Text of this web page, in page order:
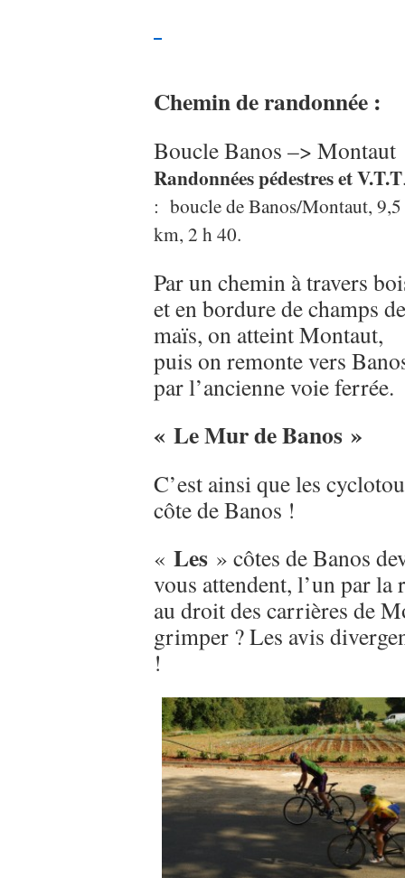
Chemin de randonnée :
Boucle Banos –> Montaut
Randonnées pédestres et V.T.T
: boucle de Banos/Montaut, 9,5
km, 2 h 40.
Par un chemin à travers
et en bordure de champs de
maïs, on atteint Montaut,
puis on remonte vers
par l’ancienne voie ferrée.
« Le Mur de Banos »
C’est ainsi que les
côte de Banos !
« Les » côtes de Banos
vous attendent, l’un par la
au droit des carrières de
grimper ? Les avis
!